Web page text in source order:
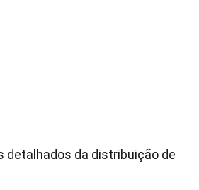
detalhados da distribuição de